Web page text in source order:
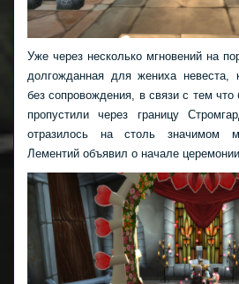
Уже через несколько мгновений на
долгожданная для жениха невеста,
без сопровождения, в связи с тем
пропустили через границу
отразилось на столь значимом
Лементий объявил о начале